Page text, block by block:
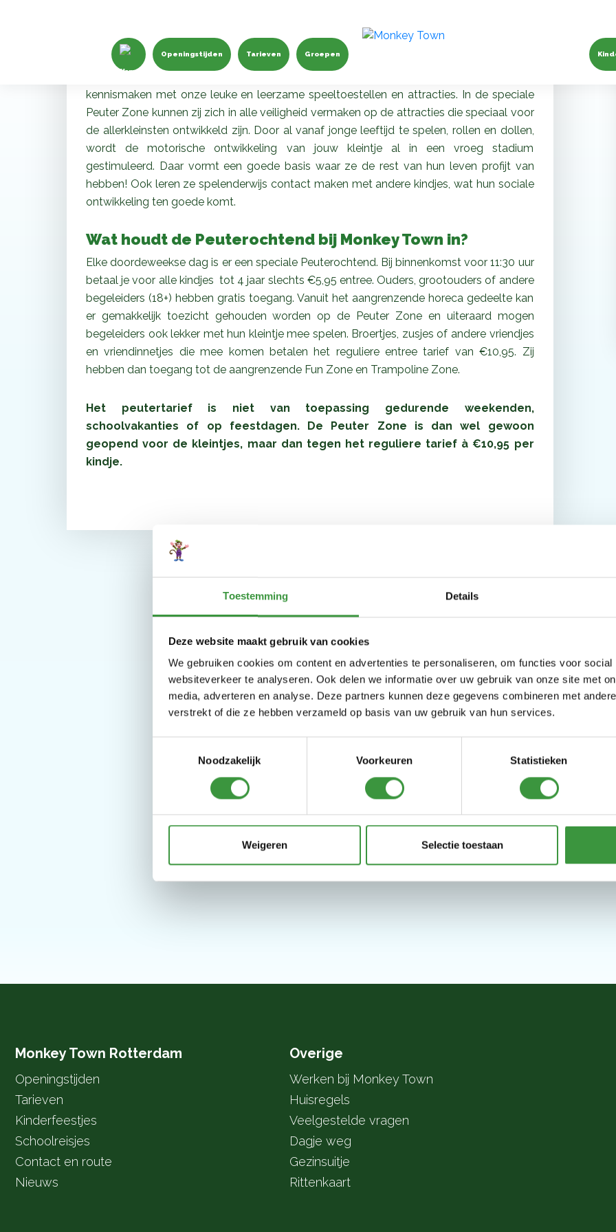
Toestemming Details
Deze website maakt gebruik van cookies
We gebruiken cookies om content en advertenties te personaliseren, om functies voor
websiteverkeer te analyseren. Ook delen we informatie over uw gebruik van onze site met
media, adverteren en analyse. Deze partners kunnen deze gegevens combineren met
verstrekt of die ze hebben verzameld op basis van uw gebruik van hun services.
Noodzakelijk
Voorkeuren Statistieken
Weigeren Selectie toestaan
Openingstijden Tarieven Groepen
De leukste indoor activiteit met je peuter!
kennismaken met onze leuke en leerzame speeltoestellen en attracties. In de speciale
Peuter Zone kunnen zij zich in alle veiligheid vermaken op de attracties die speciaal voor
de allerkleinsten ontwikkeld zijn. Door al vanaf jonge leeftijd te spelen, rollen en dollen,
wordt de motorische ontwikkeling van jouw kleintje al in een vroeg stadium
gestimuleerd. Daar vormt een goede basis waar ze de rest van hun leven profijt van
hebben! Ook leren ze spelenderwijs contact maken met andere kindjes, wat hun sociale
ontwikkeling ten goede komt.
Wat houdt de Peuterochtend bij Monkey Town in?
Elke doordeweekse dag is er een speciale Peuterochtend. Bij binnenkomst voor 11:30 uur
betaal je voor alle kindjes tot 4 jaar slechts €5,95 entree. Ouders, grootouders of andere
begeleiders (18+) hebben gratis toegang. Vanuit het aangrenzende horeca gedeelte kan
er gemakkelijk toezicht gehouden worden op de Peuter Zone en uiteraard mogen
begeleiders ook lekker met hun kleintje mee spelen. Broertjes, zusjes of andere vriendjes
en vriendinnetjes die mee komen betalen het reguliere entree tarief van €10,95. Zij
hebben dan toegang tot de aangrenzende Fun Zone en Trampoline Zone.
Het peutertarief is niet van toepassing gedurende weekenden,
schoolvakanties of op feestdagen. De Peuter Zone is dan wel gewoon
geopend voor de kleintjes, maar dan tegen het reguliere tarief à €10,95 per
kindje.
Monkey Town
Kom jij ook naar ons indoor
Monkey Town Rotterdam
Monkey Town Rotterdam
Openingstijden
Tarieven
Kinderfeestjes
Schoolreisjes
Contact en route
Nieuws
Overige
Werken bij Monkey Town
Huisregels
Veelgestelde vragen
Dagje weg
Gezinsuitje
Rittenkaart